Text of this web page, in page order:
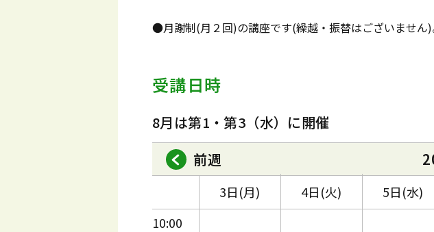
●月謝制(月２回)の講座です(繰越・振替はございません
受講日時
8月は第1・第3（水）に開催
前週
10:00
3日(月) 4日(火) 5日(水)